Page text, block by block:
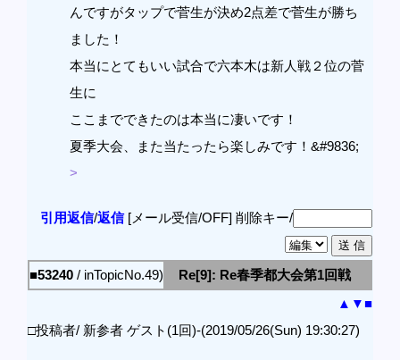
んですがタップで菅生が決め2点差で菅生が勝ち
ました！
本当にとてもいい試合で六本木は新人戦２位の菅
生に
ここまでできたのは本当に凄いです！
夏季大会、また当たったら楽しみです！&#9836;
>
引用返信/返信[メール受信/OFF] 削除キー/
■53240 / inTopicNo.49)
Re[9]: Re春季都大会第1回戦
▲ ▼■
□投稿者/ 新参者 ゲスト(1回)-(2019/05/26(Sun) 19:30:27)